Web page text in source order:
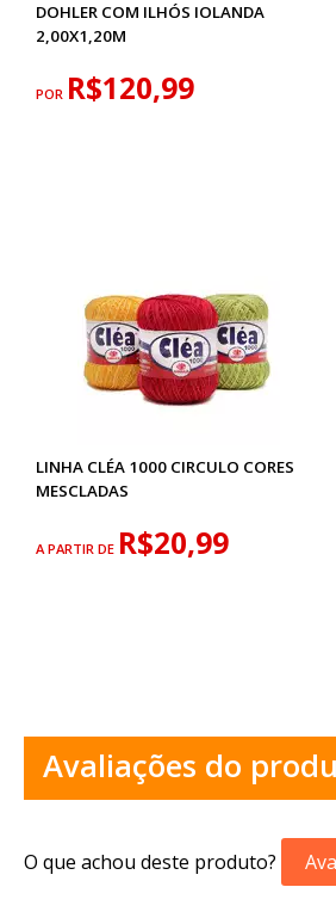
DOHLER COM ILHÓS IOLANDA
2,00X1,20M
POR R$120,99
LINHA CLÉA 1000 CIRCULO CORES
MESCLADAS
A PARTIR DE R$20,99
Avaliações do
O que achou deste produto?